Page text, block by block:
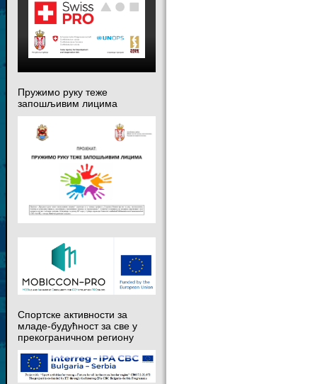
Пружимо руку теже
запошљивим лицима
Спортске активности за
младе-будућност за све у
прекограничном региону